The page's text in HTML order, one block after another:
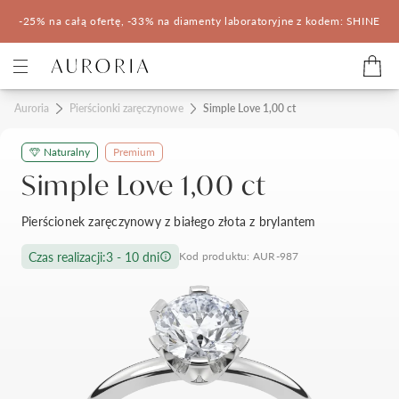
-25% na całą ofertę, -33% na diamenty laboratoryjne z kodem: SHINE
Kategorie
Pierścionki zaręczynowe
Pomocne
Konfigurator 3D
Salony Auroria
Salon Auroria Arkadia
Korzyści z zakupu
Auroria Pierścionki zaręczynowe Simple Love 1,00 ct
Naturalny Premium
Simple Love 1,00 ct
Pierścionek zaręczynowy z białego złota z brylantem
Czas realizacji:3 - 10 dni Kod produktu: AUR-987